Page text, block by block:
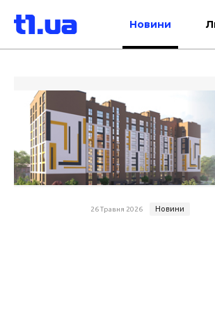
Новини
26 Травня 2026 Новини